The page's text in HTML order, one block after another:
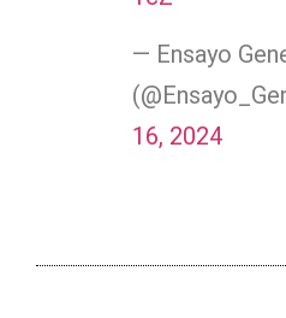
— Ensayo
16, 2024